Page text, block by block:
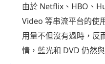
由於 Netflix、HBO、
Video 等串流平台的使
用量不但沒有過時，反
情，藍光和 DVD 仍然